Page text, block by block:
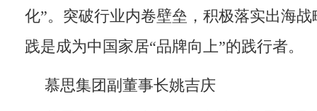
化”。突破行业内卷壁垒，积极落实出海
践是成为中国家居“品牌向上”的践行者。
慕思集团副董事长姚吉庆